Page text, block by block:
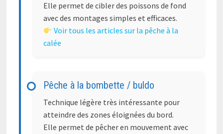
Elle permet de cibler des poissons de fond
avec des montages simples et efficaces.
Voir tous les articles sur la pêche à la
calée
Pêche à la bombette / buldo
Technique légère très intéressante pour
atteindre des zones éloignées du bord.
Elle permet de pêcher en mouvement avec